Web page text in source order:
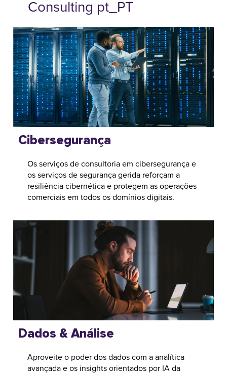
Consulting pt_PT
Cibersegurança
Os serviços de consultoria em cibersegurança e
os serviços de segurança gerida reforçam a
resiliência cibernética e protegem as operações
comerciais em todos os domínios digitais.
Dados & Análise
Aproveite o poder dos dados com a analítica
avançada e os insights orientados por IA da